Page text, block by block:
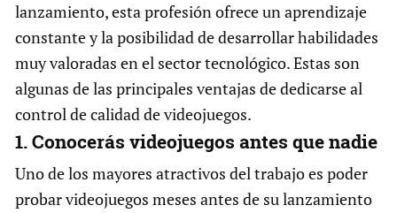
lanzamiento, esta profesión ofrece un aprendizaje
constante y la posibilidad de desarrollar habilidades
muy valoradas en el sector tecnológico. Estas son
algunas de las principales ventajas de dedicarse al
control de calidad de videojuegos.
1. Conocerás videojuegos antes que nadie
Uno de los mayores atractivos del trabajo es poder
probar videojuegos meses antes de su lanzamiento